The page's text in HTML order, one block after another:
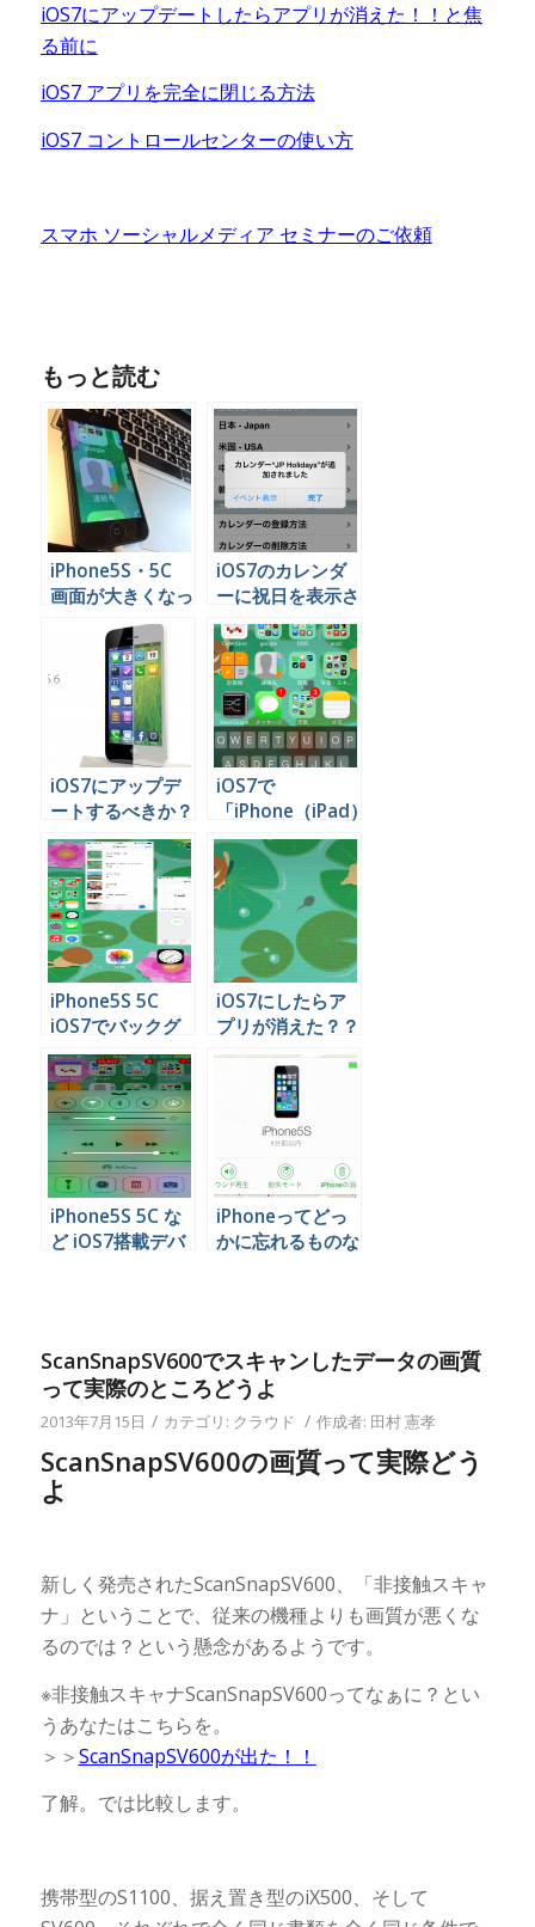
iOS7にアップデートしたらアプリが消えた！！と焦
る前に
iOS7 アプリを完全に閉じる方法
iOS7 コントロールセンターの使い方
スマホ ソーシャルメディア セミナーのご依頼
もっと読む
iPhone5S・5C
画面が大きくなっ
てしまったのを戻
iOS7のカレンダ
ーに祝日を表示さ
せる手順
iOS7にアップデ
ートするべきか？
iOS7で
「iPhone（iPad）
を検索」を使う方
法
iPhone5S 5C
iOS7でバックグ
ラウンドで開いて
いるアプリを閉じ
る方法
iOS7にしたらア
プリが消えた？？
いやいや大丈夫大
iPhone5S 5C な
ど iOS7搭載デバ
iPhoneってどっ
かに忘れるものな
ScanSnapSV600でスキャンしたデータの画質
って実際のところどうよ
2013年7月15日 / カテゴリ: クラウド / 作成者: 田村 憲孝
ScanSnapSV600の画質って実際どう
よ
新しく発売されたScanSnapSV600、「非接触スキャ
ナ」ということで、従来の機種よりも画質が悪くな
るのでは？という懸念があるようです。
※非接触スキャナScanSnapSV600ってなぁに？とい
うあなたはこちらを。
＞＞ScanSnapSV600が出た！！
了解。では比較します。
携帯型のS1100、据え置き型のiX500、そして